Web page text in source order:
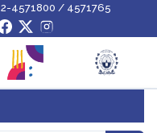
4571800 / 4571765